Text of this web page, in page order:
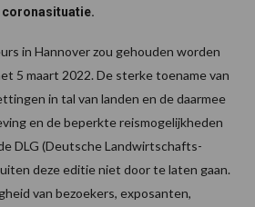
coronasituatie.
in Hannover zou gehouden worden
5 maart 2022. De sterke toename van
in tal van landen en de daarmee
en de beperkte reismogelijkheden
DLG (Deutsche Landwirtschafts-
deze editie niet door te laten gaan.
van bezoekers, exposanten,